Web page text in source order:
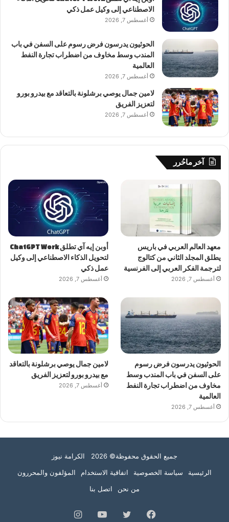
الاصطناعي إلى وكيل عمل ذكي
أغسطس 7, 2026
الحوثيون يدرسون فرض رسوم على السفن في باب
المندب وسط مخاوف من اضطراب تجارة النفط
العالمية
أغسطس 7, 2026
لامين جمال يوصي برشلونة بالتعاقد مع بيدرو بورو
لتعزيز الفريق
أغسطس 7, 2026
آخر ماحُرر
معهد العالم العربي في باريس
يطلق المجلد الثاني من كتالوج
لترجمة الفكر العربي إلى الفرنسية
أغسطس 7, 2026
أوبن إيه آي تطلق ChatGPT Work
لتحويل الذكاء الاصطناعي إلى وكيل
عمل ذكي
أغسطس 7, 2026
الحوثيون يدرسون فرض رسوم
على السفن في باب المندب وسط
مخاوف من اضطراب تجارة النفط
العالمية
أغسطس 7, 2026
لامين جمال يوصي برشلونة بالتعاقد
مع بيدرو بورو لتعزيز الفريق
أغسطس 7, 2026
جميع الحقوق محفوظة© 2026 الكرامة نيوز
الرئيسية
سياسة الخصوصية اتفاقية الاستخدام
المؤلفون والمحررون
من نحن
اتصل بنا
فيسبوك تويتر يوتيوبانستقرام